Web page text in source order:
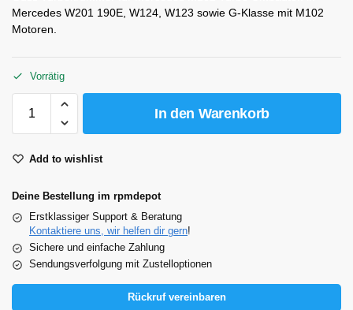
Mercedes W201 190E, W124, W123 sowie G-Klasse mit M102
Motoren.
Vorrätig
In den Warenkorb
Add to wishlist
Deine Bestellung im rpmdepot
Erstklassiger Support & Beratung
Kontaktiere uns, wir helfen dir gern!
Sichere und einfache Zahlung
Sendungsverfolgung mit Zustelloptionen
Rückruf vereinbaren